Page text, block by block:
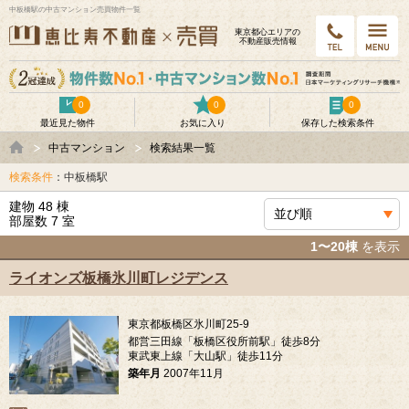
中板橋駅の中古マンション売買物件一覧
東京都⼼エリアの
不動産販売情報
最近見た物件
0
お気に入り
0
保存した検索条件
0
中古マンション 検索結果一覧
検索条件 ：中板橋駅
建物 48 棟
部屋数 7 室
1〜20棟 を表示
ライオンズ板橋氷川町レジデンス
東京都板橋区氷川町25-9
都営三田線「板橋区役所前駅」徒歩8分
東武東上線「大山駅」徒歩11分
築年月 2007年11月